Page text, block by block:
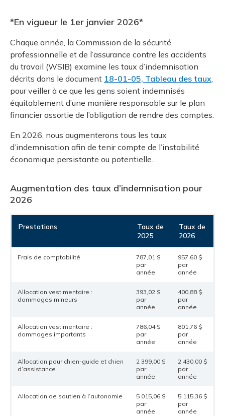
*En vigueur le 1er janvier 2026*
Chaque année, la Commission de la sécurité
professionnelle et de l’assurance contre les accidents
du travail (WSIB) examine les taux d’indemnisation
décrits dans le document 18-01-05, Tableau des taux
pour veiller à ce que les gens soient indemnisés
équitablement d’une manière responsable sur le plan
financier assortie de l’obligation de rendre des comptes.
En 2026, nous augmenterons tous les taux
d’indemnisation afin de tenir compte de l’instabilité
économique persistante ou potentielle.
Augmentation des taux d’indemnisation pour
2026
Prestations
Taux de
2025
Taux de
2026
Frais de comptabilité
787,01 $
par
année
957,60 $
par
année
Allocation vestimentaire :
dommages mineurs
393,02 $
par
année
400,88 $
par
année
Allocation vestimentaire :
dommages importants
786,04 $
par
année
801,76 $
par
année
Allocation pour chien-guide et chien
d’assistance
2 399,00 $
par
année
2 430,00 $
par
année
Allocation de soutien à l’autonomie
5 015,06 $
par
année
5 115,36 $
par
année